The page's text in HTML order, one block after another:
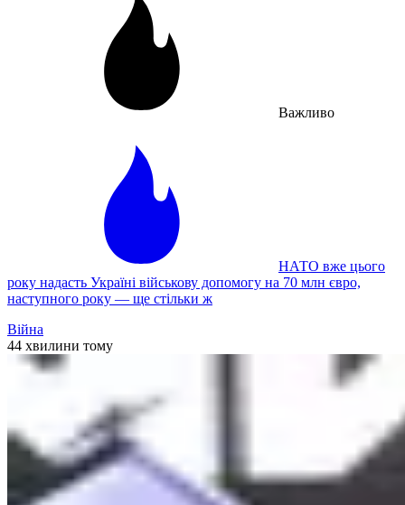
Важливо
НАТО вже цього
року надасть Україні військову допомогу на 70 млн євро,
наступного року — ще стільки ж
Війна
44 хвилини тому